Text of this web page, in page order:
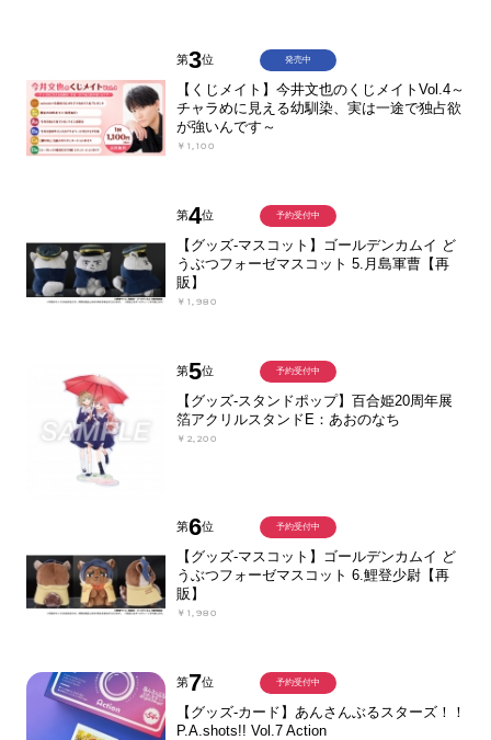
第3位
【くじメイト】今井文也のくじメイトVol.4～
チャラめに見える幼馴染、実は一途で独占欲
が強いんです～
￥1,100
発売中
第4位
【グッズ-マスコット】ゴールデンカムイ ど
うぶつフォーゼマスコット 5.月島軍曹【再
販】
￥1,980
予約受付中
第5位
【グッズ-スタンドポップ】百合姫20周年展
箔アクリルスタンドE：あおのなち
￥2,200
予約受付中
第6位
【グッズ-マスコット】ゴールデンカムイ ど
うぶつフォーゼマスコット 6.鯉登少尉【再
販】
￥1,980
予約受付中
第7位
【グッズ-カード】あんさんぶるスターズ！！
P.A.shots!! Vol.7 Action
予約受付中